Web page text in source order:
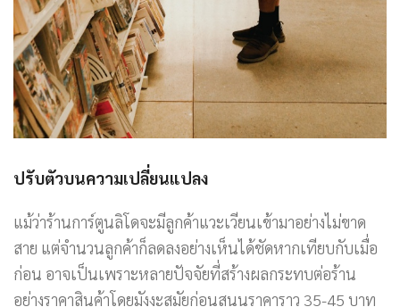
ปรับตัวบนความเปลี่ยนแปลง
แม้ว่าร้านการ์ตูนลิโดจะมีลูกค้าแวะเวียนเข้ามาอย่างไม่ขาด
สาย แต่จำนวนลูกค้าก็ลดลงอย่างเห็นได้ชัดหากเทียบกับเมื่อ
ก่อน อาจเป็นเพราะหลายปัจจัยที่สร้างผลกระทบต่อร้าน
อย่างราคาสินค้าโดยมังงะสมัยก่อนสนนราคาราว 35-45 บาท